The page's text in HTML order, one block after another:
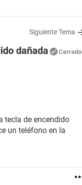
Siguiente Tema
dañada Cerrado
tecla de encendido
un teléfono en la